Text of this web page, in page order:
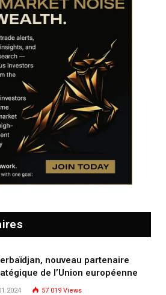
nouveau partenaire
de l’Union européenne
57 019 Views